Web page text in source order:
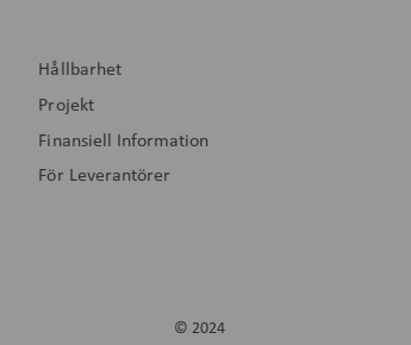
Hållbarhet
Projekt
Finansiell Information
För Leverantörer
© 2024